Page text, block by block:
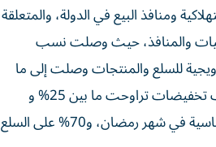
ومنافذ البيع في الدولة، والمتعلقة
والمنافذ، حيث وصلت نسب
ما يقارب الـ 50%، كما أن العروض الترويجية للسلع والمنتجات وصلت إلى ما
يقارب 4000 سلعة، يتم الإعلان عنها من خلال حملات ترويجية على مستوى أسواق الدولة، وبنسب تخفيضات تراوحت ما بين 25% و
75%، بينما وصلت نسب تخفيضات المتاجر الإلكترونية وصلت إلى أكثر من 40% على السلع الأساسية في شهر رمضان، و70% على السلع